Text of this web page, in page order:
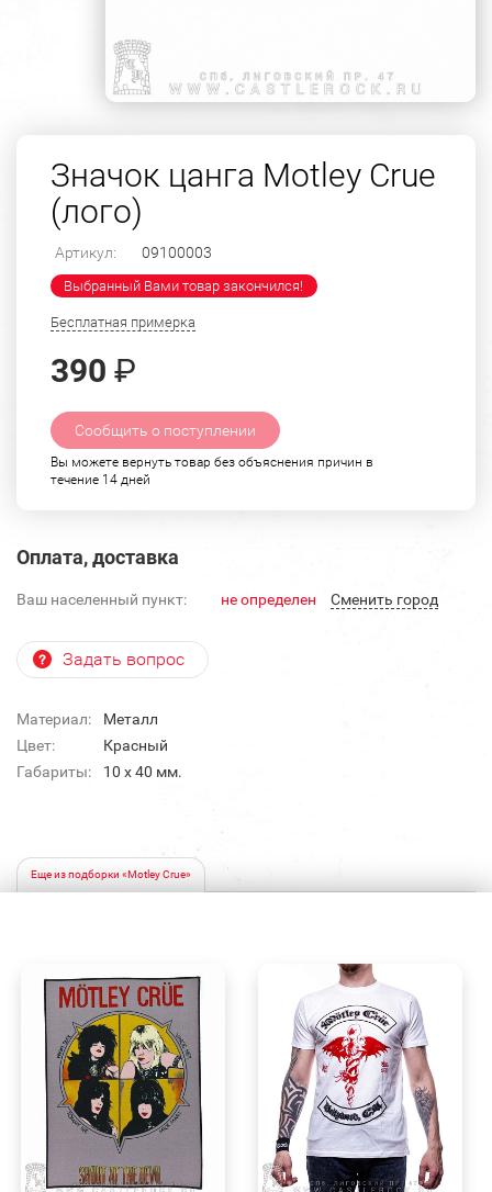
Значок цанга Motley Crue
(лого)
Артикул: 09100003
Выбранный Вами товар закончился!
Бесплатная примерка
390 ₽
Сообщить о поступлении
Вы можете вернуть товар без объяснения причин в
течение 14 дней
Оплата, доставка
Ваш населенный пункт: не определен Cменить город
Задать вопрос
Материал:
Металл
Цвет:
Красный
Габариты:
10 х 40 мм.
Еще из подборки «Motley Crue»